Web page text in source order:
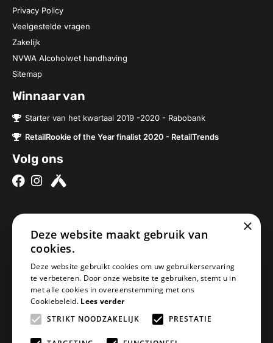
Privacy Policy
Veelgestelde vragen
Zakelijk
NVWA Alcoholwet handhaving
Sitemap
Winnaar van
Starter van het kwartaal 2019 -2020 - Rabobank
RetailRookie of the Year finalist 2020 - RetailTrends
Volg ons
Over ons
Brouwerijen
Onze bieren
Onze bierpakketten
Biercheque inleveren
Adventskalender
5076SV Haaren
Nederland
info@geheimbiertje.nl
KVK: 76419304
×
Deze website maakt gebruik van
cookies.
Deze website gebruikt cookies om uw gebruikerservaring
te verbeteren. Door onze website te gebruiken, stemt u in
met alle cookies in overeenstemming met ons
Cookiebeleid. Lees verder
STRIKT NOODZAKELIJK
PRESTATIE